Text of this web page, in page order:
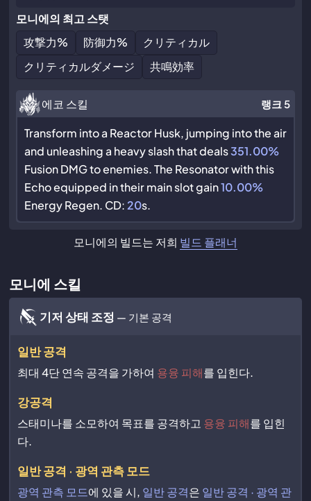
모니에의 최고 스탯
攻撃力% 防御力%
クリティカル
クリティカルダメージ
共鳴効率
에코 스킬 랭크 5
Transform into a Reactor Husk, jumping into the air
and unleashing a heavy slash that deals351.00%
Fusion DMG to enemies. The Resonator with this
Echo equipped in their main slot gain10.00%
Energy Regen. CD: 20s.
모니에의 빌드는 저희 빌드 플래너
모니에 스킬
기저 상태 조정 — 기본 공격
일반 공격
최대 4단 연속 공격을 가하여 용융 피해를 입힌다.
강공격
스태미나를 소모하여 목표를 공격하고 용융 피해를 입힌
다.
일반 공격 · 광역 관측 모드
광역 관측 모드에 있을 시, 일반 공격은 일반 공격 · 광역 관